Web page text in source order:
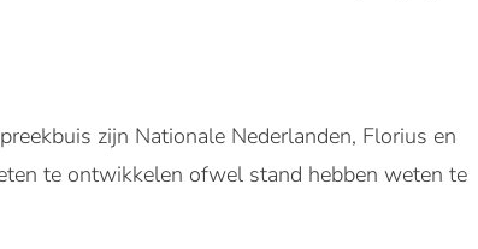
zijn Nationale Nederlanden, Florius en
te ontwikkelen ofwel stand hebben weten te